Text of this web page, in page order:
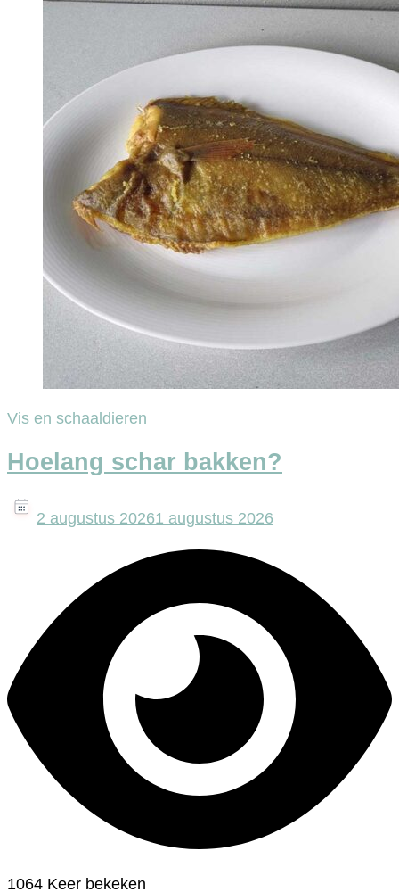
Vis en schaaldieren
Hoelang schar bakken?
2 augustus 20261 augustus 2026
1064 Keer bekeken